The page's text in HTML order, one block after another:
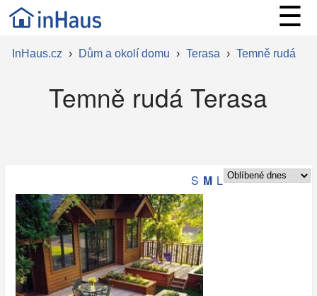
☰
InHaus.cz › Dům a okolí domu › Terasa › Temně rudá
Temně rudá Terasa
S M L